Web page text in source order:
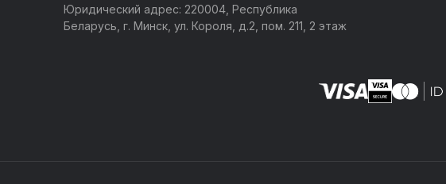
Юридический адрес: 220004, Республика
Беларусь, г. Минск, ул. Короля, д.2, пом. 211, 2 этаж